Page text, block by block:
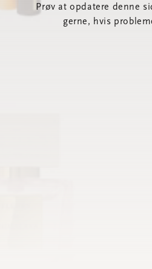
Prøv at opdatere denne
gerne, hvis